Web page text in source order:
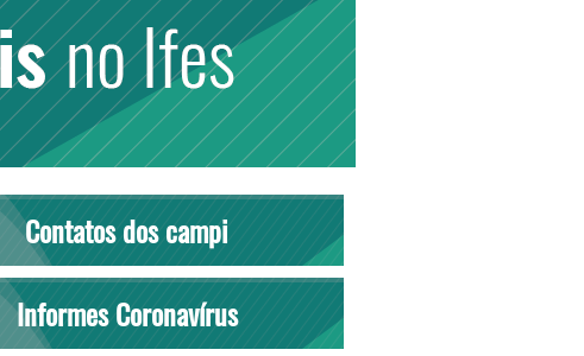
Contatos dos campi
Informes Coronavírus